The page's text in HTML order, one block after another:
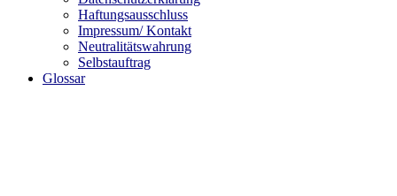
Haftungsausschluss
Impressum/ Kontakt
Neutralitätswahrung
Selbstauftrag
Glossar